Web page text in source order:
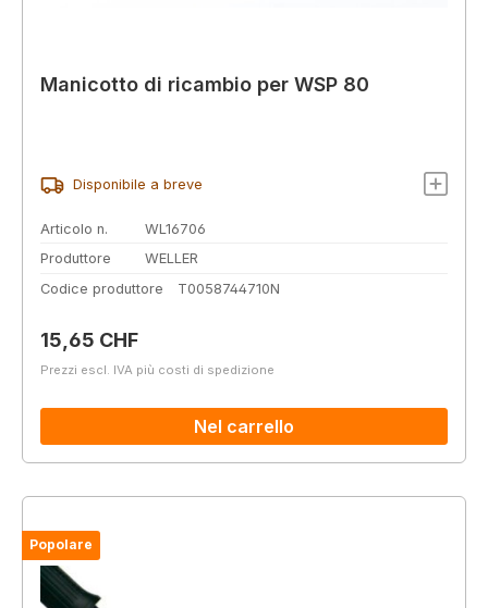
Manicotto di ricambio per WSP 80
Disponibile a breve
Articolo n.
WL16706
Produttore
WELLER
Codice produttore
T0058744710N
Prezzo normale:
15,65 CHF
Prezzi escl. IVA più costi di spedizione
Nel carrello
Popolare